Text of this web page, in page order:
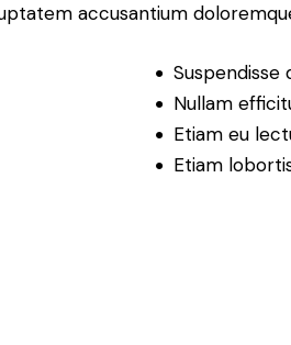
accusantium
Suspendisse
Nullam
Etiam eu
Etiam